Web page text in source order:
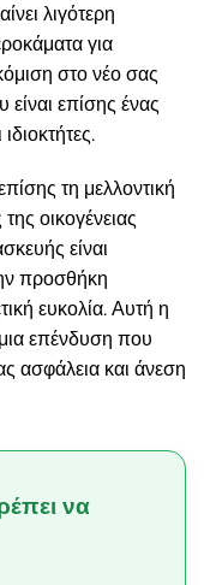
λιγότερη
για
στο νέο σας
είναι επίσης ένας
τη μελλοντική
οικογένειας
είναι
προσθήκη
ευκολία. Αυτή η
επένδυση που
ασφάλεια και άνεση
να